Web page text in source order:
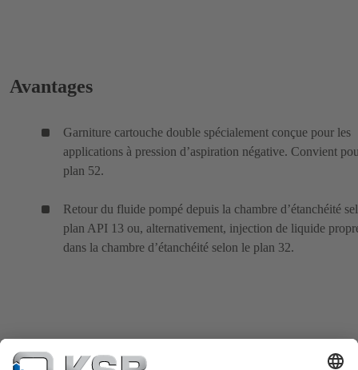
Avantages
Garniture cartouche double spécialement conçue pour les
applications à pression d’aspiration négative. Convient
plan 52.
Retour du fluide pompé depuis la chambre d’étanchéité
plan API 13 ou, alternativement, injection de liquide
dans la chambre d’étanchéité selon le plan 32.